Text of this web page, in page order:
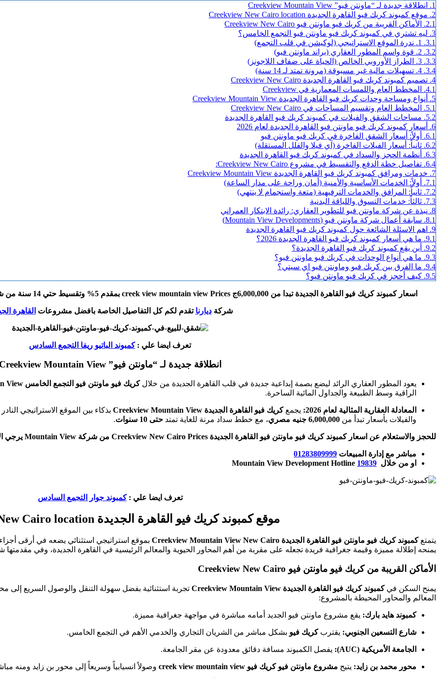
1.
انطلاقة جديدة لـ “ماونتن فيو” Creekview Mountain View
2. موقع كمبوند كريك فيو القاهرة الجديدة Creekview New Cairo location
2.1.
الأماكن القريبة من كريك فيو ماونتن فيو Creekview New Cairo
3. ليه تشتري في كمبوند كريك فيو ماونتن فيو التجمع الخامس؟
3.1.
1. ندرة الموقع الاستراتيجي (لوكيشن في قلب التجمع)
3.2. 2. قوة واسم المطور العقاري (براند ماونتن فيو)
3.3. 3. الطراز الأوروبي الخالص (الحياة على ضفاف اللاجونز)
3.4. 4. تسهيلات مالية غير مسبوقة (مرونة تمتد لـ 14 سنة)
4. تصميم كمبوند كريك فيو القاهرة الجديدة Creekview New Cairo
4.1.
المخطط العام واللمسات المعمارية في Creekview
5.
أنواع ومساحة وحدات كريك فيو القاهرة الجديدة Creekview Mountain View
5.1.
المخطط العام وتقسيم المساحات في Creekview New Cairo
5.2. مساحات الشقق والفيلات في كمبوند كريك فيو القاهرة الجديدة
6.
أسعار كمبوند كريك فيو ماونتن فيو القاهرة الجديدة لعام 2026
6.1.
أولاً: أسعار الشقق الفاخرة في كريك فيو ماونتن فيو
6.2. ثانياً: أسعار الفيلات الفاخرة (آي فيلا والفلل المستقلة)
6.3.
أنظمة الحجز والسداد في كمبوند كريك فيو القاهرة الجديدة
6.4. تفاصيل خطة الدفع والتقسيط في مشروع Creekview New Cairo:
7. خدمات ومرافق كمبوند كريك فيو القاهرة الجديدة Creekview Mountain View
7.1.
أولاً: الخدمات الأساسية والأمنية (أمان وراحة على مدار الساعة)
7.2. ثانياً: المرافق والخدمات الترفيهية (متعة واستجمام لا ينتهي)
7.3. ثالثاً: خدمات التسوق واللياقة البدنية
8. نبذة عن شركة ماونتن فيو للتطوير العقاري: رائدة الابتكار العمراني
8.1. سابقة أعمال شركة ماونتن فيو (Mountain View Developments)
9.
اهم الاسئلة الشائعة حول كمبوند كريك فيو القاهرة الجديدة
9.1. ما هي أسعار كمبوند كريك فيو القاهرة الجديدة 2026؟
9.2.
أين يقع كمبوند كريك فيو القاهرة الجديدة؟
9.3. ما هي أنواع الوحدات في كريك فيو ماونتن فيو؟
9.4. ما الفرق بين كريك فيو وماونتن فيو اي سيتي؟
9.5. كيف أحجز في كريك فيو ماونتن فيو؟
اسعار كمبوند كريك فيو القاهرة الجديدة تبدا من 6,000,000ج creek view mountain view Prices بمقدم 5% وتقسيط حتي 14 سنة من شركة ماونتن فيو للتطوير العقاري للاستفسار اتصل علي 19839
شركةديارنا تقدم لكم كل التفاصيل الخاصة بافضل مشروعات القاهرة
تعرف ايضا علي :كمبوند الباتيو ريفا التجمع السادس
انطلاقة جديدة لـ “ماونتن فيو” Creekview Mountain View
يعود المطور العقاري الرائد ليضع بصمة إبداعية جديدة في قلب القاهرة الجديدة من خلالكريك فيو ماونتن فيو التجمع الخامس
الراقية وسط الطبيعة والجداول المائية الساحرة.
المعادلة العقارية المثالية لعام 2026: يجمعكريك فيو القاهرة الجديدة Creekview Mountain View بذكاء بين الموقع الاستراتيجي
والفيلات بأسعار تبدأ من 6,000,000 جنيه مصري ، مع خطط سداد مرنة للغاية تمتد حتى 10 سنوات .
للحجز والاستعلام عن اسعار كمبوند كريك فيو ماونتن فيو القاهرة الجديدة Creekview New Cairo Prices من شركة Mountain View يرجي
مباشر مع إدارة المبيعات 01283809999
او من خلال 19839
Mountain View Development Hotline
تعرف ايضا علي :كمبوند جوار التجمع السادس
موقع كمبوند كريك فيو القاهرة الجديدة Creekview New Cairo location
يتمتعكمبوند كريك فيو ماونتن فيو القاهرة الجديدة Creekview Mountain View New Cairo
بموقع استراتيجي استثنائي يضعه في أرقى
يمنحه إطلالة مميزة وقيمة جغرافية فريدة تجعله على مقربة من أهم المحاور الحيوية والمعالم الرئيسية في القاهرة الجديدة، وفي مقدمتها
الأماكن القريبة من كريك فيو ماونتن فيو Creekview New Cairo
يمنح السكن فيكمبوند كريك فيو القاهرة الجديدة Creekview Mountain View
المعالم والمحاور المحيطة بالمشروع:
كمبوند هايد بارك: يقع مشروع ماونتن فيو الجديد أمامه مباشرة في مواجهة جغرافية مميزة.
شارع التسعين الجنوبي: يقتربكريك فيو بشكل مباشر من الشريان التجاري والخدمي الأهم في التجمع الخامس.
الجامعة الأمريكية (AUC): يفصل الكمبوند مسافة دقائق معدودة عن مقر الجامعة.
محور محمد بن زايد: يتيح مشروع ماونتن فيو كريك فيو creek view mountain view وصولاً انسيابياً وسريعاً إلى محور بن زايد ومنه